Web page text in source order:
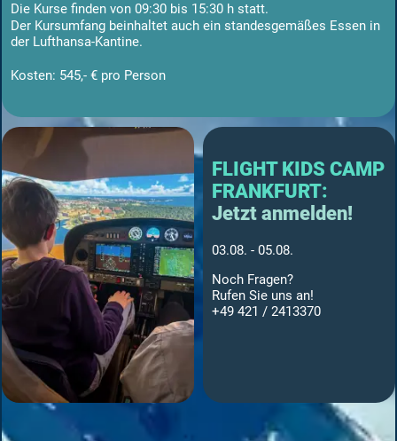
Die Kurse finden von 09:30 bis 15:30 h statt.
Der Kursumfang beinhaltet auch ein standesgemäßes Essen in
der Lufthansa-Kantine.
Kosten: 545,- € pro Person
FLIGHT KIDS CAMP
FRANKFURT:
Jetzt anmelden!
03.08. - 05.08.
Noch Fragen?
Rufen Sie uns an!
+49 421 / 2413370